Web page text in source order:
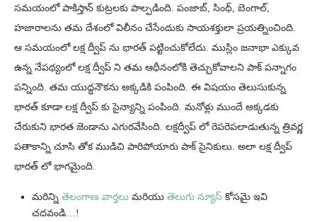
సమయంలో పాకిస్తాన్ కుట్రలకు పాల్పడింది. పంజాబ్, సింధ్, బెంగాల్,
హజారాలను తమ దేశంలో విలీనం చేసేందుకు సాయశక్తులా ప్రయత్నించింది.
ఆ సమయంలో లక్ష ద్వీప్‌ ను భారత్ పట్టించుకోలేదు. ముస్లిం జనాభా ఎక్కువ
ఉన్న నేపథ్యంలో లక్ష ద్వీప్‌ ని తమ ఆధీనంలోకి తెచ్చుకోవాలని పాక్ పన్నాగం
పన్నింది. తమ యుద్ధనౌకను అక్కడికి పంపింది. ఈ విషయం తెలుసుకున్న
భారత్‌ కూడా లక్ష ద్వీప్‌ కు సైన్యాన్ని పంపింది. మనోళ్లు ముందే అక్కడకు
చేరుకుని భారత జెండాను ఎగురవేసింది. లక్షద్వీప్ లో రెపరెపలాడుతున్న త్రివర్ణ
పతాకాన్ని చూసి తోక ముడిచి పారిపోయారు పాక్ సైనికులు. అలా లక్ష ద్వీప్‌
భారత్‌ లో భాగమైంది.
మరిన్ని తెలంగాణ వార్తలు మరియు తెలుగు న్యూస్ కోసమై ఇవి
చదవండి…!